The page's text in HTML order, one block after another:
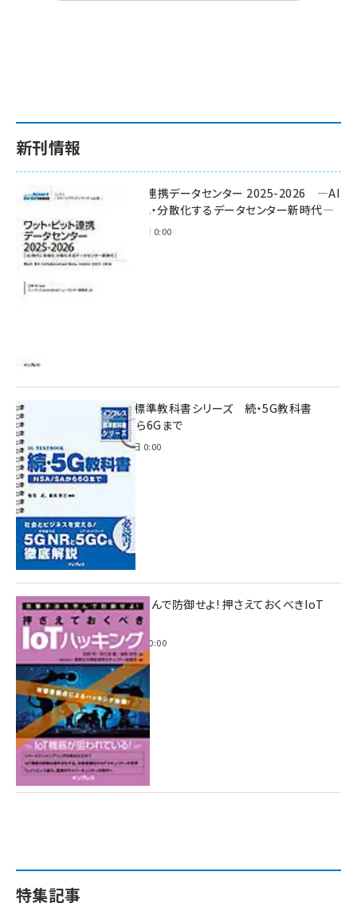
新刊情報
ワット・ビット連携データセンター 2025-2026 ―AI
時代に多様化・分散化するデータセンター新時代―
2025年11月28日 0:00
インプレス標準教科書シリーズ 続・5G教科書
NSA/SAから6Gまで
2023年4月3日 0:00
攻撃手法を学んで防御せよ! 押さえておくべきIoT
ハッキング
2022年6月14日 0:00
特集記事